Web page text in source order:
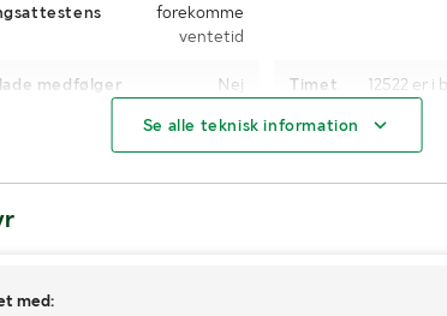
forekomme
ventetid
medfølger Nej
Timet
12522 er i
Trinløs Klassificering
Se alle teknisk information
med: